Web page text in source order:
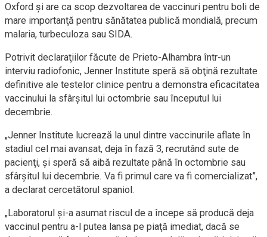
Oxford şi are ca scop dezvoltarea de vaccinuri pentru boli de
mare importanţă pentru sănătatea publică mondială, precum
malaria, turbeculoza sau SIDA.
Potrivit declaraţiilor făcute de Prieto-Alhambra într-un
interviu radiofonic, Jenner Institute speră să obţină rezultate
definitive ale testelor clinice pentru a demonstra eficacitatea
vaccinului la sfârşitul lui octombrie sau începutul lui
decembrie.
„Jenner Institute lucrează la unul dintre vaccinurile aflate în
stadiul cel mai avansat, deja în fază 3, recrutând sute de
pacienţi, şi speră să aibă rezultate până în octombrie sau
sfârşitul lui decembrie. Va fi primul care va fi comercializat”,
a declarat cercetătorul spaniol.
„Laboratorul şi-a asumat riscul de a începe să producă deja
vaccinul pentru a-l putea lansa pe piaţă imediat, dacă se